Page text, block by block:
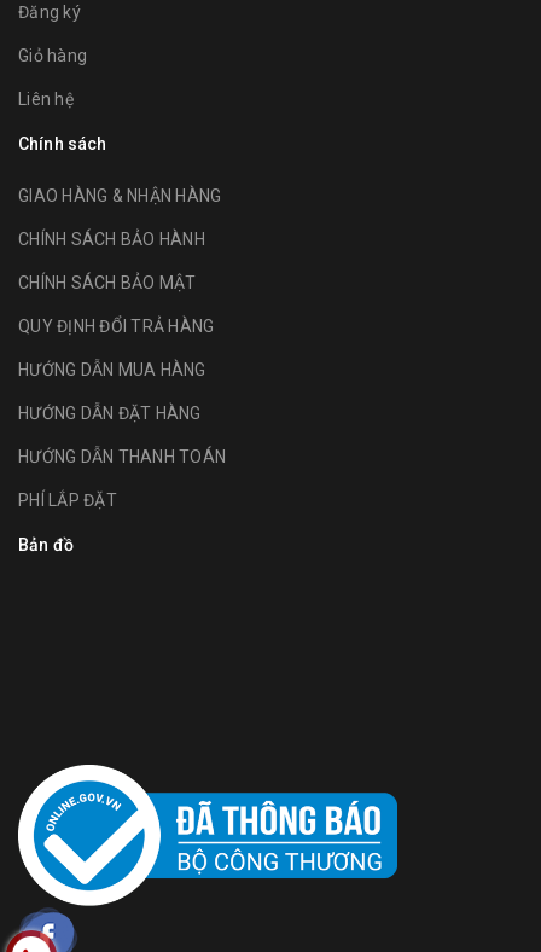
Đăng ký
Giỏ hàng
Liên hệ
Chính sách
GIAO HÀNG & NHẬN HÀNG
CHÍNH SÁCH BẢO HÀNH
CHÍNH SÁCH BẢO MẬT
QUY ĐỊNH ĐỔI TRẢ HÀNG
HƯỚNG DẪN MUA HÀNG
HƯỚNG DẪN ĐẶT HÀNG
HƯỚNG DẪN THANH TOÁN
PHÍ LẮP ĐẶT
Bản đồ